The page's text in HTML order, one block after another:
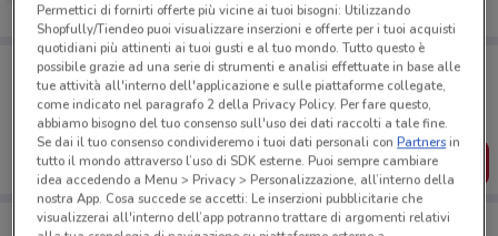
Porta DoveConviene sempre con te!
Puoi trovare le migliori offerte dei negozi vicino a te,
salvarle e creare la tua lista del risparmio, comodamente
dal tuo cellulare.
SCARICA L’APP
Permettici di fornirti offerte più vicine ai tuoi bisogni: Utilizzando
Shopfully/Tiendeo puoi visualizzare inserzioni e offerte per i tuoi acquisti
quotidiani più attinenti ai tuoi gusti e al tuo mondo. Tutto questo è
possibile grazie ad una serie di strumenti e analisi effettuate in base alle
tue attività all'interno dell'applicazione e sulle piattaforme collegate,
come indicato nel paragrafo 2 della Privacy Policy. Per fare questo,
abbiamo bisogno del tuo consenso sull'uso dei dati raccolti a tale fine.
Se dai il tuo consenso condivideremo i tuoi dati personali conPartnersin
tutto il mondo attraverso l’uso di SDK esterne. Puoi sempre cambiare
idea accedendo a Menu > Privacy > Personalizzazione, all’interno della
nostra App. Cosa succede se accetti: Le inserzioni pubblicitarie che
visualizzerai all'interno dell’app potranno trattare di argomenti relativi